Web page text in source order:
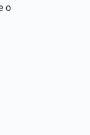
o